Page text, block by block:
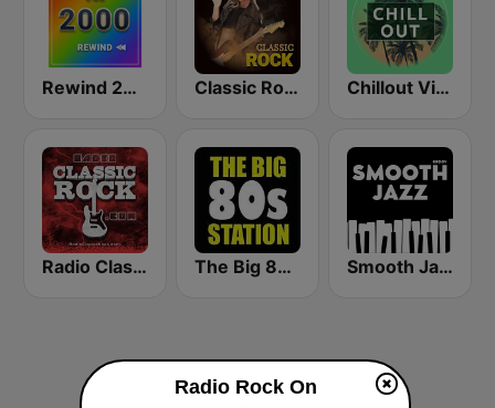
Rewind 2000's Classic Rock Station Chillout Vibes
Radio Classic Rock The Big 80s Station Smooth Jazz - Groov
Radio Rock On